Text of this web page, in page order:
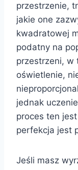
przestrzenie,
jakie one
kwadratowej
podatny na
przestrzeni, w
oświetlenie,
jednak
proces ten
perfekcja jest
Jeśli masz